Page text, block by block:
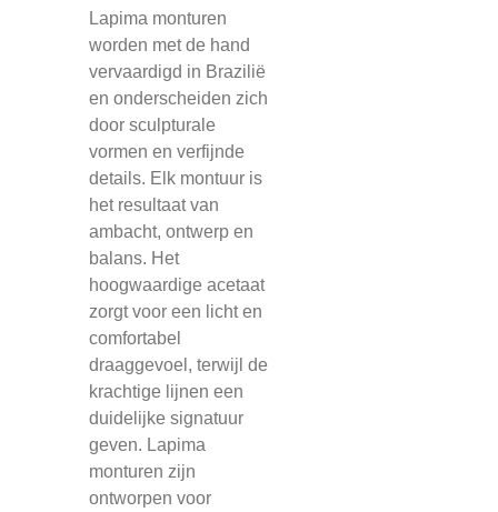
Lapima monturen
worden met de hand
vervaardigd in Brazilië
en onderscheiden zich
door sculpturale
vormen en verfijnde
details. Elk montuur is
het resultaat van
ambacht, ontwerp en
balans. Het
hoogwaardige acetaat
zorgt voor een licht en
comfortabel
draaggevoel, terwijl de
krachtige lijnen een
duidelijke signatuur
geven. Lapima
monturen zijn
ontworpen voor